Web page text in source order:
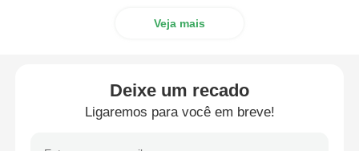
Moldagem por injecção de borracha de silicone líquido
Veja mais
Deixe um recado
Ligaremos para você em breve!